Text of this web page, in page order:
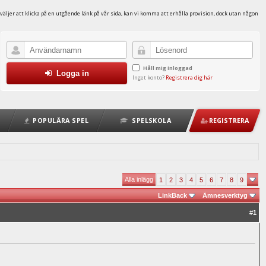
att klicka på en utgående länk på vår sida, kan vi komma att erhålla provision, dock utan någon
Håll mig inloggad
Inget konto? Registrera dig här
Logga in
POPULÄRA SPEL SPELSKOLA REGISTRERA
Alla inlägg 1 2 3 4 5 6 7 8 9
LinkBack Ämnesverktyg
#1